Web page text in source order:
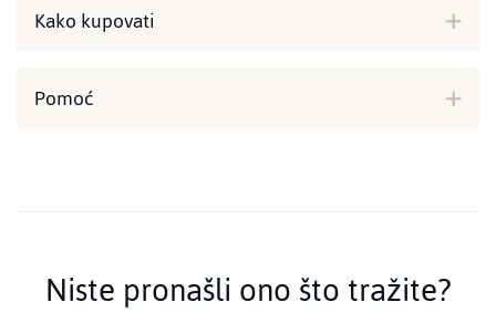
Kako kupovati
Pomoć
Niste pronašli ono što tražite?